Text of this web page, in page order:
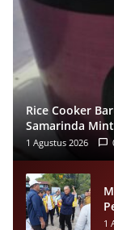
Rice Cooker
Samarinda
1 Agustus 2026
1